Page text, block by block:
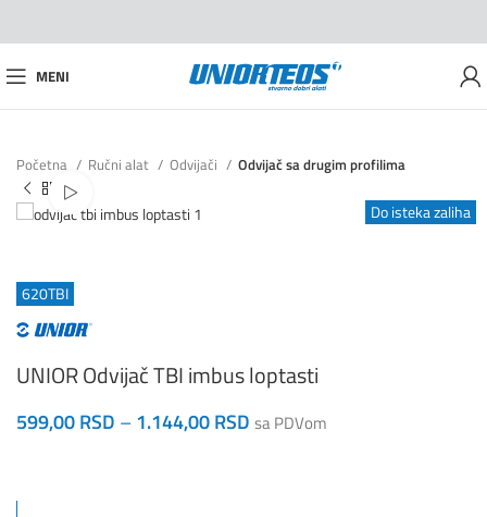
MENI
Početna Ručni alat Odvijači Odvijač sa drugim profilima
Do isteka zaliha
620TBI
UNIOR Odvijač TBI imbus loptasti
599,00RSD –1.144,00RSD sa PDVom